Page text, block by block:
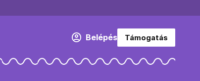
Belépés Támogatás